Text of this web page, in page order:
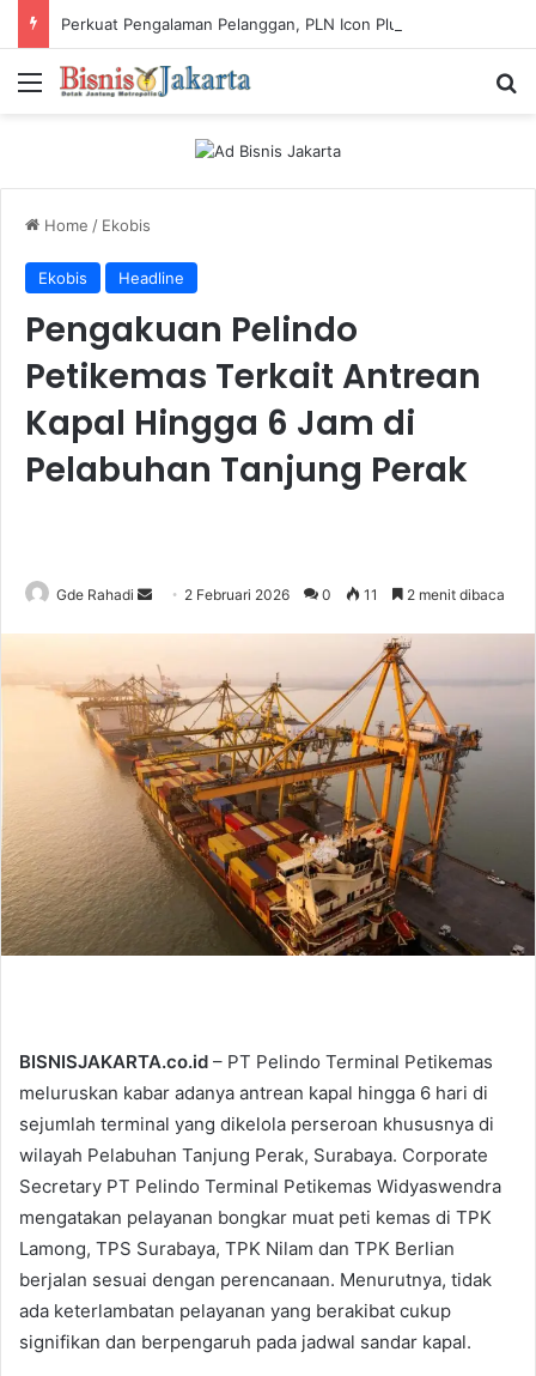
Menu
Home / Ekobis
Ekobis Headline
Pengakuan Pelindo
Petikemas Terkait Antrean
Kapal Hingga 6 Jam di
Pelabuhan Tanjung Perak
Gde Rahadi
a
n
e
m
a
i
l
2 Februari 2026 0 11 2 menit dibaca
BISNISJAKARTA.co.id – PT Pelindo Terminal Petikemas
meluruskan kabar adanya antrean kapal hingga 6 hari di
sejumlah terminal yang dikelola perseroan khususnya di
wilayah Pelabuhan Tanjung Perak, Surabaya. Corporate
Secretary PT Pelindo Terminal Petikemas Widyaswendra
mengatakan pelayanan bongkar muat peti kemas di TPK
Lamong, TPS Surabaya, TPK Nilam dan TPK Berlian
berjalan sesuai dengan perencanaan. Menurutnya, tidak
ada keterlambatan pelayanan yang berakibat cukup
signifikan dan berpengaruh pada jadwal sandar kapal.